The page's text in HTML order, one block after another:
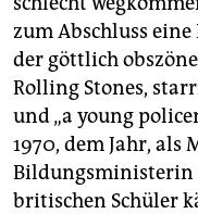
zum Abschluss
der göttlich obszöne
Rolling Stones,
und „a young
1970, dem Jahr, als
Bildungsministerin
britischen Schüler